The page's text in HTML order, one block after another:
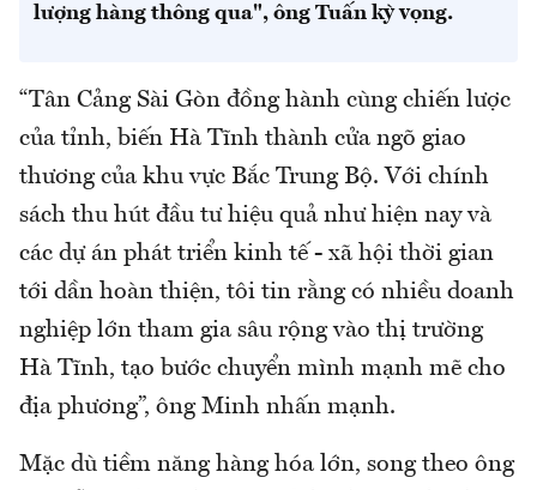
lượng hàng thông qua", ông Tuấn kỳ vọng.
“Tân Cảng Sài Gòn đồng hành cùng chiến lược
của tỉnh, biến Hà Tĩnh thành cửa ngõ giao
thương của khu vực Bắc Trung Bộ. Với chính
sách thu hút đầu tư hiệu quả như hiện nay và
các dự án phát triển kinh tế - xã hội thời gian
tới dần hoàn thiện, tôi tin rằng có nhiều doanh
nghiệp lớn tham gia sâu rộng vào thị trường
Hà Tĩnh, tạo bước chuyển mình mạnh mẽ cho
địa phương”, ông Minh nhấn mạnh.
Mặc dù tiềm năng hàng hóa lớn, song theo ông